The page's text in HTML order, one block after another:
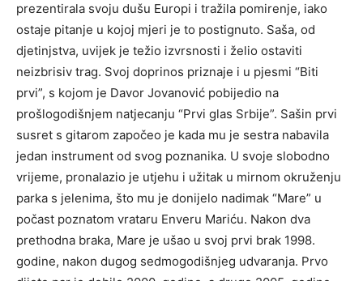
prezentirala svoju dušu Europi i tražila pomirenje, iako
ostaje pitanje u kojoj mjeri je to postignuto. Saša, od
djetinjstva, uvijek je težio izvrsnosti i želio ostaviti
neizbrisiv trag. Svoj doprinos priznaje i u pjesmi “Biti
prvi”, s kojom je Davor Jovanović pobijedio na
prošlogodišnjem natjecanju “Prvi glas Srbije”. Sašin prvi
susret s gitarom započeo je kada mu je sestra nabavila
jedan instrument od svog poznanika. U svoje slobodno
vrijeme, pronalazio je utjehu i užitak u mirnom okruženju
parka s jelenima, što mu je donijelo nadimak “Mare” u
počast poznatom vrataru Enveru Mariću. Nakon dva
prethodna braka, Mare je ušao u svoj prvi brak 1998.
godine, nakon dugog sedmogodišnjeg udvaranja. Prvo